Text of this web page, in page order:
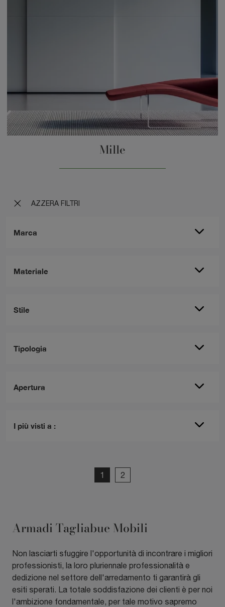
AZZERA FILTRI
Marca
Materiale
Stile
Tipologia
Apertura
I più visti a :
Mille
1 2
Armadi Tagliabue Mobili
Non lasciarti sfuggire l'opportunità di incontrare i migliori
professionisti, la loro pluriennale professionalità e
dedizione nel settore dell'arredamento ti garantirà gli
esiti sperati. La totale soddisfazione dei clienti è per noi
l'ambizione fondamentale, per tale motivo sapremo